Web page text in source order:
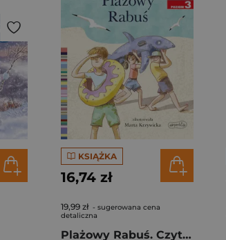
KSIĄŻKA
16,74 zł
19,99 zł - sugerowana cena
detaliczna
Plażowy Rabuś. Czytam sobie. Poziom 3